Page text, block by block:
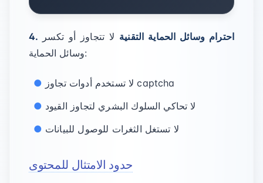
4. احترام وسائل الحماية التقنية لا تتجاوز أو تكسر
وسائل الحماية:
لا تستخدم أدوات تجاوز captcha
لا تحاكي السلوك البشري لتجاوز القيود
لا تستغل الثغرات للوصول للبيانات
حدود الامتثال للمحتوى